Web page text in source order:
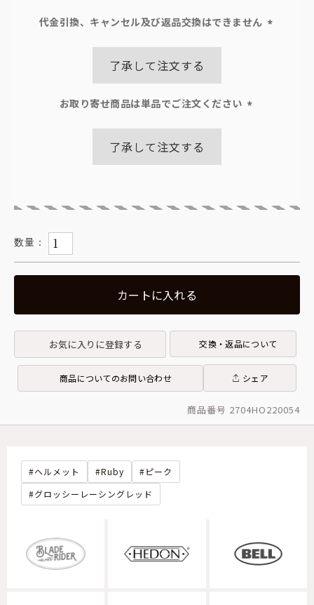
代金引換、キャンセル及び返品交換はできません
了承して注文する
お取り寄せ商品は単品でご注文ください
了承して注文する
カートに入れる
お気に入りに登録する 交換・返品について
商品についてのお問い合わせ シェア
商品番号 2704HO220054
ヘルメット Ruby
ピーク
グロッシーレーシングレッド